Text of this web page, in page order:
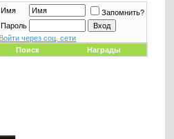
Имя
Запомнить?
Пароль
Войти через соц. сети
Поиск Награды